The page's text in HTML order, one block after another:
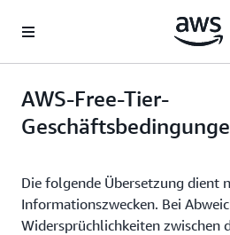
Überspringen zum Hauptinhalt
AWS-Free-Tier-
Die folgende Übersetzung dient
Informationszwecken. Bei
Widersprüchlichkeiten zwischen